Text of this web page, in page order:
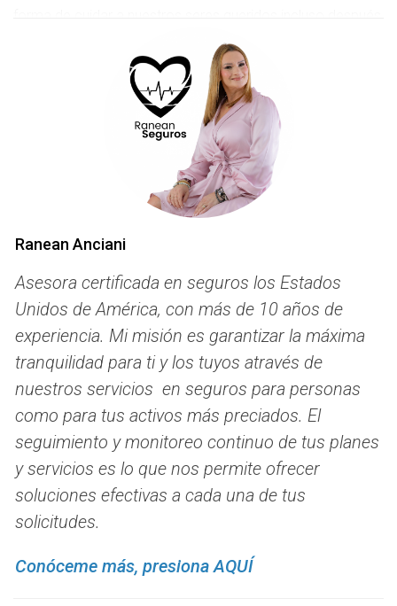
de haber partido. A continuación, desglosamos las
coberturas más comunes que suelen incluirse en estas
Gastos Funerarios
Los costos funerarios pueden ser abrumadores. Según la
Asociación Nacional de Funerarias, el costo promedio de
un funeral puede superar los $7,000. Esto incluye servicios
como el ataúd, el embalsamamiento y otros gastos
estos costos, asegurando que la familia no tenga que
preocuparse por estos gastos en un momento tan difícil.
Cremación
La cremación es una opción cada vez más popular y, a
menudo, más económica que un funeral tradicional. Sin
embargo, también puede conllevar costos significativos.
Un seguro de gastos finales puede ayudar a cubrir estos
costos, permitiendo que la familia opte por la cremación
sin preocuparse por el impacto financiero.
Para muchas familias, los servicios religiosos son una parte
Ranean Anciani
Asesora certificada en seguros los Estados
Unidos de América, con más de 10 años de
experiencia. Mi misión es garantizar la máxima
tranquilidad para ti y los tuyos através de
nuestros servicios en seguros para personas
como para tus activos más preciados. El
seguimiento y monitoreo continuo de tus planes
y servicios es lo que nos permite ofrecer
soluciones efectivas a cada una de tus
solicitudes.
Conóceme más, presiona AQUÍ